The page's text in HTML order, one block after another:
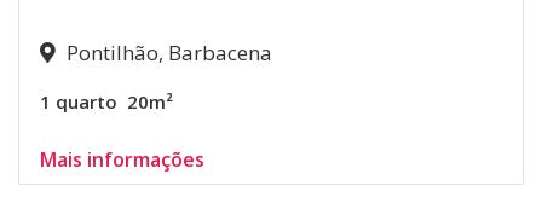
Pontilhão, Barbacena
1 quarto 20m²
Mais informações